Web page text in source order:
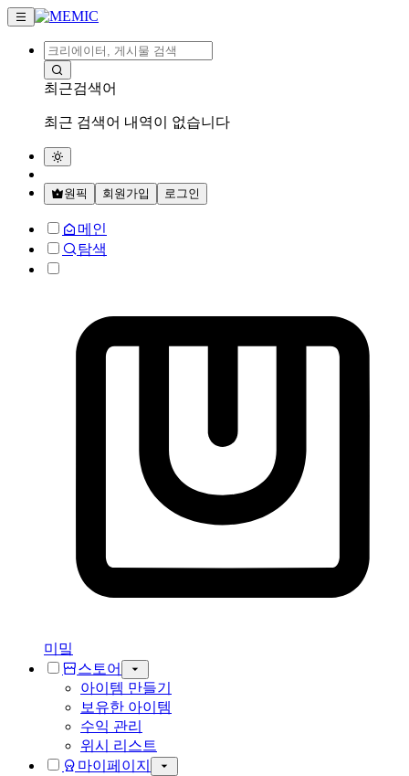
최근검색어
최근 검색어 내역이 없습니다
원픽 회원가입 로그인
메인
탐색
미밐
스토어
아이템 만들기
보유한 아이템
수익 관리
위시 리스트
마이페이지